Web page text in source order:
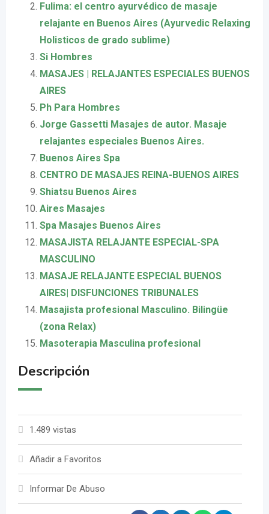
Fulima: el centro ayurvédico de masaje
relajante en Buenos Aires (Ayurvedic Relaxing
Holisticos de grado sublime)
Si Hombres
MASAJES | RELAJANTES ESPECIALES BUENOS
AIRES
Ph Para Hombres
Jorge Gassetti Masajes de autor. Masaje
relajantes especiales Buenos Aires.
Buenos Aires Spa
CENTRO DE MASAJES REINA-BUENOS AIRES
Shiatsu Buenos Aires
Aires Masajes
Spa Masajes Buenos Aires
MASAJISTA RELAJANTE ESPECIAL-SPA
MASCULINO
MASAJE RELAJANTE ESPECIAL BUENOS
AIRES| DISFUNCIONES TRIBUNALES
Masajista profesional Masculino. Bilingüe
(zona Relax)
Masoterapia Masculina profesional
Descripción
1.489 vistas
Añadir a Favoritos
Informar De Abuso